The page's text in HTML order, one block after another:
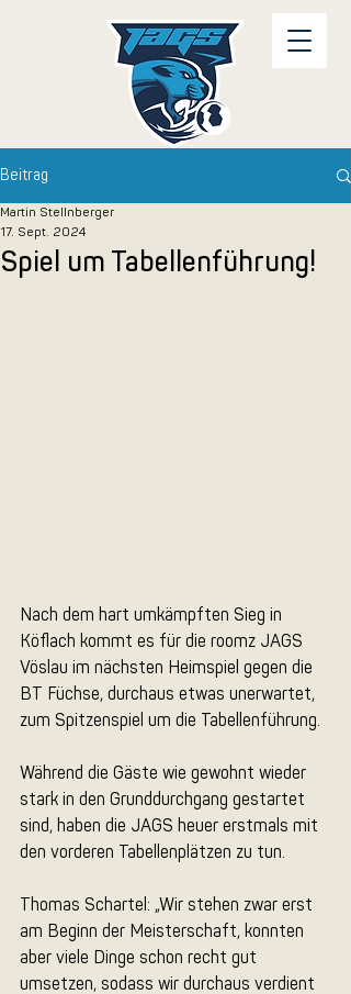
Beitrag
Spiel um Tabellenführung!
Martin Stellnberger
17. Sept. 2024
Nach dem hart umkämpften Sieg in
Köflach kommt es für die roomz JAGS
Vöslau im nächsten Heimspiel gegen die
BT Füchse, durchaus etwas unerwartet,
zum Spitzenspiel um die Tabellenführung.
Während die Gäste wie gewohnt wieder
stark in den Grunddurchgang gestartet
sind, haben die JAGS heuer erstmals mit
den vorderen Tabellenplätzen zu tun.
Thomas Schartel: „Wir stehen zwar erst
am Beginn der Meisterschaft, konnten
aber viele Dinge schon recht gut
umsetzen, sodass wir durchaus verdient